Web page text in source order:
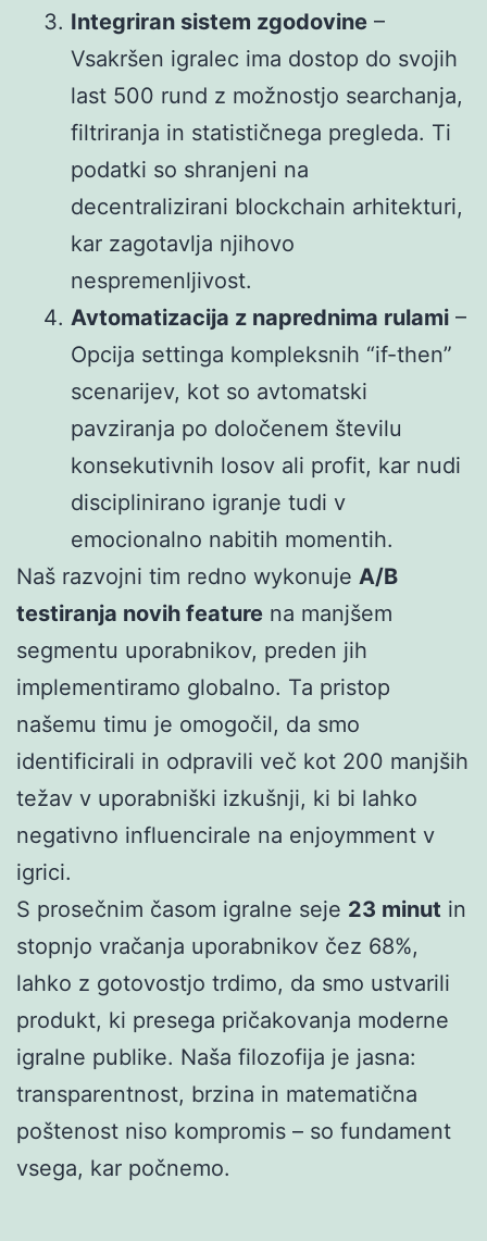
Integriran sistem zgodovine –
Vsakršen igralec ima dostop do svojih
last 500 rund z možnostjo searchanja,
filtriranja in statističnega pregleda. Ti
podatki so shranjeni na
decentralizirani blockchain arhitekturi,
kar zagotavlja njihovo
nespremenljivost.
Avtomatizacija z naprednima rulami –
Opcija settinga kompleksnih “if-then”
scenarijev, kot so avtomatski
pavziranja po določenem številu
konsekutivnih losov ali profit, kar nudi
disciplinirano igranje tudi v
emocionalno nabitih momentih.
Naš razvojni tim redno wykonuje A/B
testiranja novih feature na manjšem
segmentu uporabnikov, preden jih
implementiramo globalno. Ta pristop
našemu timu je omogočil, da smo
identificirali in odpravili več kot 200 manjših
težav v uporabniški izkušnji, ki bi lahko
negativno influencirale na enjoymment v
igrici.
S prosečnim časom igralne seje 23 minut in
stopnjo vračanja uporabnikov čez 68%,
lahko z gotovostjo trdimo, da smo ustvarili
produkt, ki presega pričakovanja moderne
igralne publike. Naša filozofija je jasna:
transparentnost, brzina in matematična
poštenost niso kompromis – so fundament
vsega, kar počnemo.